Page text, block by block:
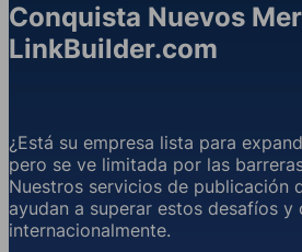
Conquista Nuevos
LinkBuilder.com
¿Está su empresa lista para
pero se ve limitada por las
Nuestros servicios de publicación
ayudan a superar estos desafíos y
internacionalmente.